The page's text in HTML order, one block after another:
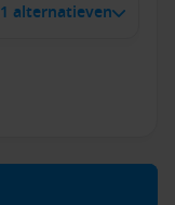
1 alternatieven